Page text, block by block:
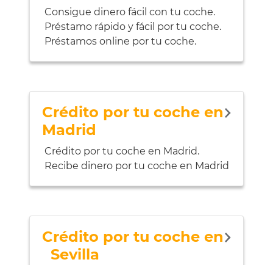
Consigue dinero fácil con tu coche.
Préstamo rápido y fácil por tu coche.
Préstamos online por tu coche.
Crédito por tu coche en
Madrid
Crédito por tu coche en Madrid.
Recibe dinero por tu coche en Madrid
Crédito por tu coche en
Sevilla